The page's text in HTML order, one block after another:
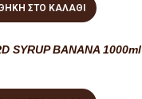
ΣΤΟ ΚΑΛΆΘΙ
SYRUP BANANA 1000ml